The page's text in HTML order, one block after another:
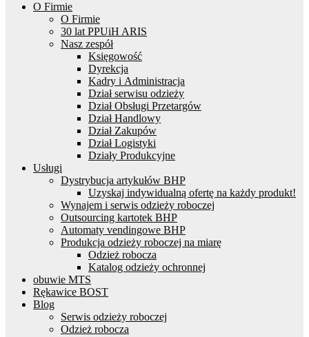
O Firmie
O Firmie
30 lat PPUiH ARIS
Nasz zespół
Księgowość
Dyrekcja
Kadry i Administracja
Dział serwisu odzieży
Dział Obsługi Przetargów
Dział Handlowy
Dział Zakupów
Dział Logistyki
Działy Produkcyjne
Usługi
Dystrybucja artykułów BHP
Uzyskaj indywidualną ofertę na każdy produkt!
Wynajem i serwis odzieży roboczej
Outsourcing kartotek BHP
Automaty vendingowe BHP
Produkcja odzieży roboczej na miarę
Odzież robocza
Katalog odzieży ochronnej
obuwie MTS
Rękawice BOST
Blog
Serwis odzieży roboczej
Odzież robocza